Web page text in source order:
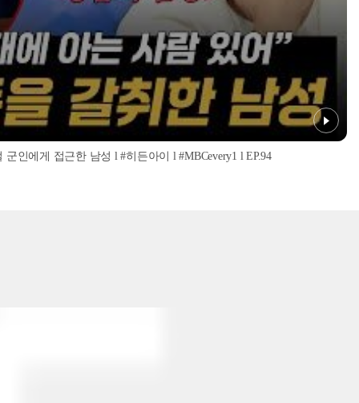
인에게 접근한 남성 l #히든아이 l #MBCevery1 l EP.94